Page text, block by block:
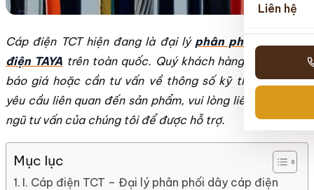
Liên hệ
Cáp điện TCT hiện đang là đại lý phân phối dây cáp
điện TAYA trên toàn quốc. Quý khách hàng có nhu cầu
báo giá hoặc cần tư vấn về thông số kỹ thuật và các
yêu cầu liên quan đến sản phẩm, vui lòng liên hệ với đội
ngũ tư vấn của chúng tôi để được hỗ trợ.
Mục lục
I. Cáp điện TCT – Đại lý phân phối dây cáp điện